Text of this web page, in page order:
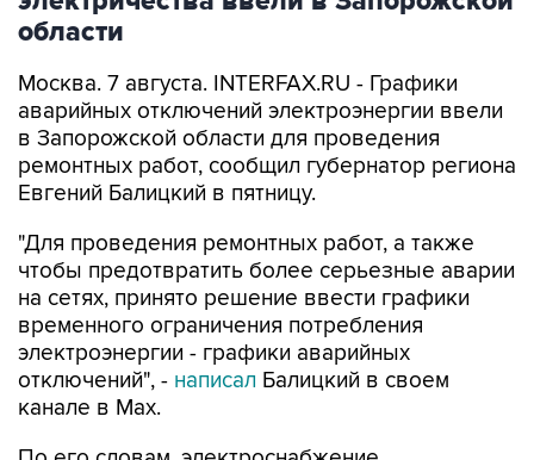
Москва. 7 августа. INTERFAX.RU - Графики
в Запорожской области для проведения
ремонтных работ, сообщил губернатор региона
Евгений Балицкий в пятницу.
"Для проведения ремонтных работ, а также
на сетях, принято решение ввести графики
временного ограничения потребления
электроэнергии - графики аварийных
отключений", -написалБалицкий в своем
канале в Max.
По его словам, электроснабжение